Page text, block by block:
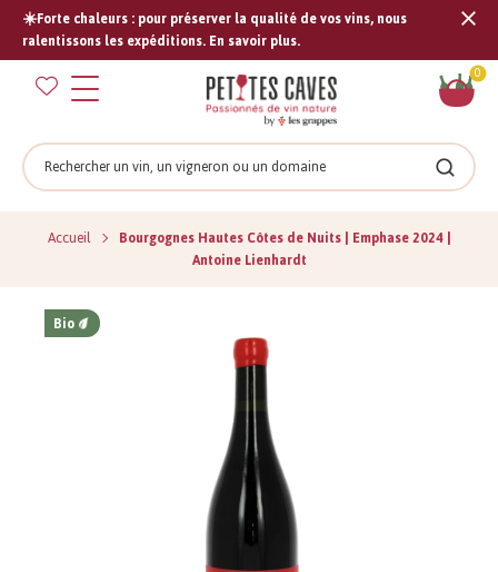
☀️Forte chaleurs : pour préserver la qualité de vos vins, nous
ralentissons les expéditions. En savoir plus.
0
Rechercher
Accueil
Bourgognes Hautes Côtes de Nuits | Emphase 2024 |
Antoine Lienhardt
Bio